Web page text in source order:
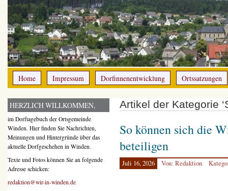
Home Impressum Dorfinnenentwicklung Ortssatzungen
Artikel der Kategorie
So können sich die
beteiligen
Juli 16, 2026 Von: Redaktion
HERZLICH WILLKOMMEN,
im Dorftagebuch der Ortsgemeinde
Winden. Hier finden Sie Nachrichten,
Meinungen und Hintergründe über das
aktuelle Dorfgeschehen in Winden.
Texte und Fotos können Sie an folgende
Adresse schicken:
redaktion@wir-in-winden.de